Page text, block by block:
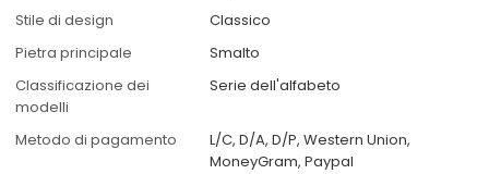
Stile di design
Classico
Pietra principale
Smalto
Classificazione dei
modelli
Serie dell'alfabeto
Metodo di pagamento
L/C, D/A, D/P, Western Union,
MoneyGram, Paypal